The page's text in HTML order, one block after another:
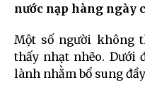
nước nạp hàng ngày
Một số người không
thấy nhạt nhẽo. Dưới
lành nhằm bổ sung